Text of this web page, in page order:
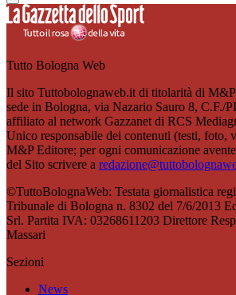
Tutto Bologna Web
Il sito Tuttobolognaweb.it di titolarità di
sede in Bologna, via Nazario Sauro 8, C.F./
affiliato al network Gazzanet di RCS
Unico responsabile dei contenuti (testi, foto,
M&P Editore; per ogni comunicazione
del Sito scrivere a
©TuttoBolognaWeb: Testata giornalistica
Tribunale di Bologna n. 8302 del 7/6/2013
Srl. Partita IVA: 03268611203 Direttore
Massari
Sezioni
News